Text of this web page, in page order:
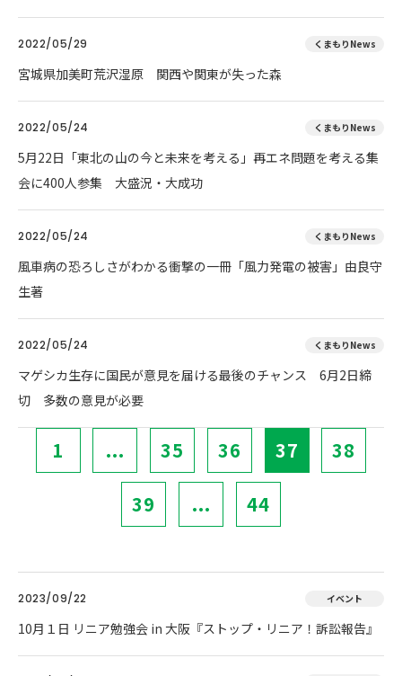
2022/05/29 くまもりNews
宮城県加美町荒沢湿原 関西や関東が失った森
2022/05/24 くまもりNews
5月22日「東北の山の今と未来を考える」再エネ問題を考える集
会に400人参集 大盛況・大成功
2022/05/24 くまもりNews
風車病の恐ろしさがわかる衝撃の一冊「風力発電の被害」由良守
生著
2022/05/24 くまもりNews
マゲシカ生存に国民が意見を届ける最後のチャンス 6月2日締
切 多数の意見が必要
1 ... 35 36 37 38
39 ... 44
2023/09/22 イベント
10月１日 リニア勉強会 in 大阪『ストップ・リニア！訴訟報告』